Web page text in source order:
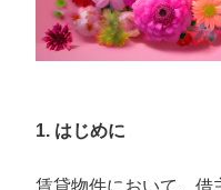
1. はじめに